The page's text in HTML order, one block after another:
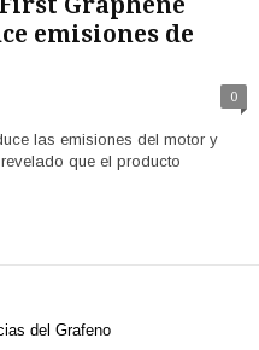
emisiones de
0
las emisiones del motor y
que el producto